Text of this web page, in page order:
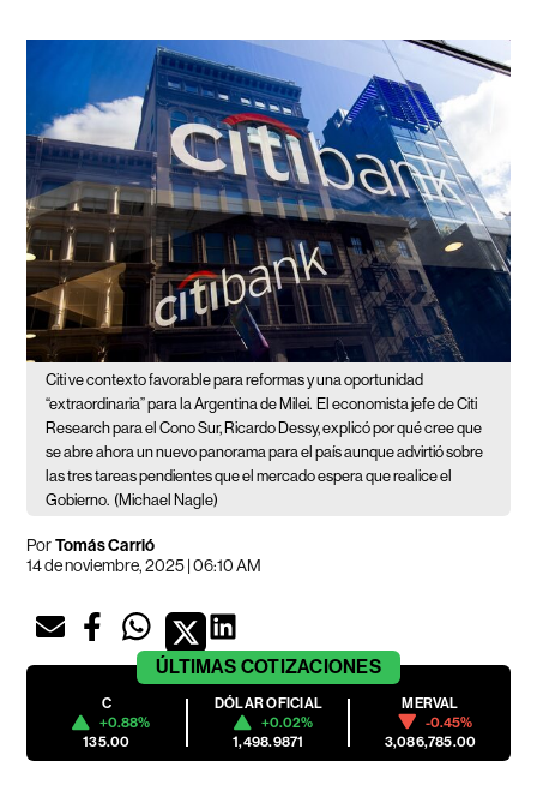
Citi ve contexto favorable para reformas y una oportunidad
“extraordinaria” para la Argentina de Milei. El economista jefe de Citi
Research para el Cono Sur, Ricardo Dessy, explicó por qué cree que
se abre ahora un nuevo panorama para el país aunque advirtió sobre
las tres tareas pendientes que el mercado espera que realice el
Gobierno. (Michael Nagle)
PorTomás Carrió
14 de noviembre, 2025 | 06:10 AM
ÚLTIMAS COTIZACIONES
C
+0.88%
135.00
DÓLAR OFICIAL
+0.02%
1,498.9871
MERVAL
-0.45%
3,086,785.00